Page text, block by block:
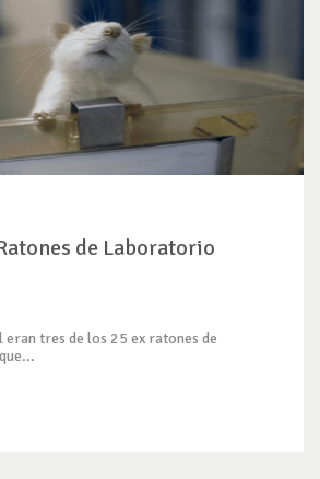
de Laboratorio
eran tres de los 25 ex ratones de